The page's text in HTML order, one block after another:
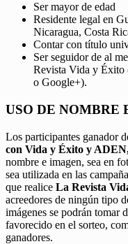
Ser mayor de edad
Residente legal en
Nicaragua, Costa
Contar con título
Ser seguidor de al
Revista Vida y Éxito
o Google+).
USO DE NOMBRE
Los participantes ganador
con Vida y Éxito y
nombre e imagen, sea en
sea utilizada en las
que realice La Revista
acreedores de ningún tipo
imágenes se podrán tomar
favorecido en el sorteo,
ganadores.